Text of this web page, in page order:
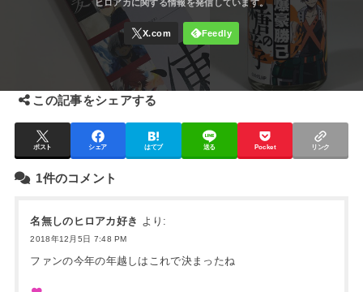
この記事をシェアする
ポスト シェア はてブ 送る Pocket リンク
1件のコメント
名無しのヒロアカ好き より:
2018年12月5日 7:48 PM
ファンの今年の年越しはこれで決まったね